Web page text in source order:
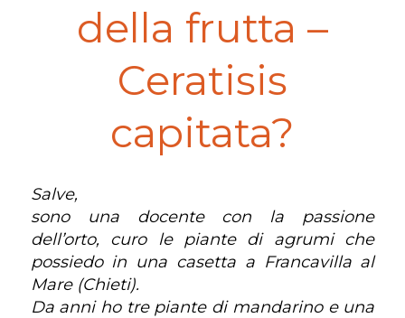
della frutta –
Ceratisis
capitata?
Salve,
sono una docente con la passione
dell’orto, curo le piante di agrumi che
possiedo in una casetta a Francavilla al
Mare (Chieti).
Da anni ho tre piante di mandarino e una